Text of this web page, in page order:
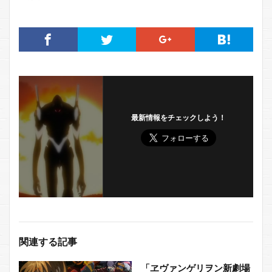
最新情報をチェックしよう！
関連する記事
「ヱヴァンゲリヲン新劇場